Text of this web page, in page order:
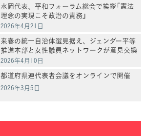
水岡代表、平和フォーラム総会で挨拶「憲法
理念の実現こそ政治の責務」
2026年4月21日
来春の統一自治体選見据え、ジェンダー平等
推進本部と女性議員ネットワークが意見交換
2026年4月10日
都道府県連代表者会議をオンラインで開催
2026年3月5日